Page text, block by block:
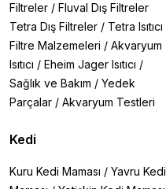
Filtreler / Fluval Dış Filtreler
Tetra Dış Filtreler / Tetra Isıtıcı
Filtre Malzemeleri / Akvaryum
Isıtıcı / Eheim Jager Isıtıcı /
Sağlık ve Bakım / Yedek
Parçalar / Akvaryum Testleri
Kedi
Kuru Kedi Maması / Yavru Kedi